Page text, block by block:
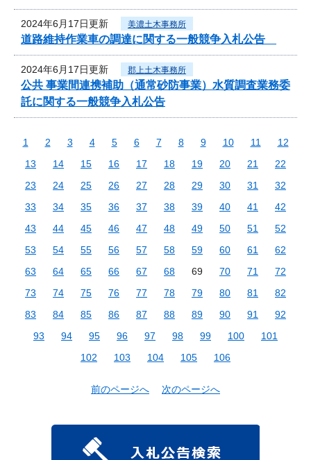
2024年6月17日更新 美濃土木事務所
道路維持作業車の調達に関する一般競争入札公告
2024年6月17日更新 郡上土木事務所
公共 事業間連携補助（通常砂防事業）水質調査業務委
託に関する一般競争入札公告
1 2 3 4 5 6 7 8 9 10 11
12
13
14 15 16 17 18 19 20 21
22
23
24 25 26 27 28 29 30 31
32
33
34 35 36 37 38 39 40 41
42
43
44 45 46 47 48 49 50 51
52
53
54 55 56 57 58 59 60 61
62
63
64 65 66 67 68 69 70 71
72
73
74 75 76 77 78 79 80 81
82
83
84 85 86 87 88 89 90 91
92
93
94 95 96 97 98 99 100
101
102
103 104 105 106
前のページへ 次のページへ